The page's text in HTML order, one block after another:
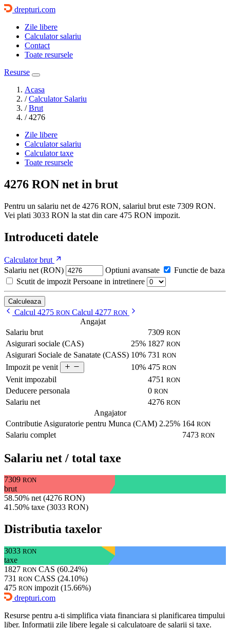
drepturi.com
Zile libere
Calculator salariu
Contact
Toate resursele
Resurse
Acasa
/ Calculator Salariu
/ Brut
/ 4276
Zile libere
Calculator salariu
Calculator taxe
Toate resursele
4276 RON net in brut
Pentru un salariu net de 4276 RON, salariul brut este 7309 RON.
Vei plati 3033 RON la stat din care 475 RON impozit.
Introduceti datele
Calculator brut
Salariu net (RON)
Optiuni avansate
Functie de baza
Scutit de impozit Persoane in intretinere
Calculeaza
Calcul 4275 RON Calcul 4277 RON
Angajat
Salariu brut
7309 RON
Asigurari sociale (CAS) 25% 1827 RON
Asigurari Sociale de Sanatate (CASS) 10% 731 RON
Impozit pe venit 10% 475 RON
Venit impozabil 4751 RON
Deducere personala 0 RON
Salariu net 4276 RON
Angajator
Contributie Asiguratorie pentru Munca (CAM) 2.25% 164 RON
Salariu complet 7473 RON
Salariu net / total taxe
7309 RON
brut
58.50% net (4276 RON)
41.50% taxe (3033 RON)
Distributia taxelor
3033 RON
taxe
1827 RON CAS (60.24%)
731 RON CASS (24.10%)
475 RON impozit (15.66%)
drepturi.com
Resurse pentru a-ti simplifica viata financiara si planificarea timpului
liber. Informatii zile libere legale si calculatoare de salarii si taxe.